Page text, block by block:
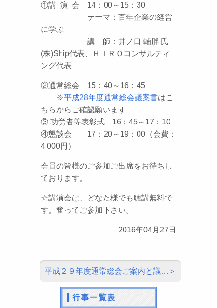
①講 演 会 14：00～15：30
テーマ：百年企業の経営
に学ぶ
講 師：井ノ口 輔胖 氏
(株)Ship代表、ＨＩＲＯコンサルティ
ング代表
②通常総会 15：40～16：45
※平成28年度通常総会議案書はこ
ちらからご確認願います
③ 功労者等表彰式 16：45～17：10
④懇談会 17：20～19：00（会費：
4,000円）
会員の皆様のご参加ご出席をお待ちし
ております。
☆講演会は、どなた様でも聴講無料で
す。奮ってご参加下さい。
2016年04月27日
平成２９年度通常総会ご案内と議…